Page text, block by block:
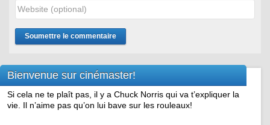
Bienvenue sur cinémaster!
Si cela ne te plaît pas, il y a Chuck Norris qui va t’expliquer la
vie. Il n’aime pas qu’on lui bave sur les rouleaux!